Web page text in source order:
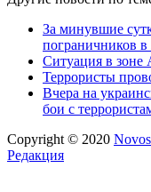
За минувшие
пограничников
Ситуация в зоне
Террористы
Вчера на
бои с
Copyright © 2020
Редакция